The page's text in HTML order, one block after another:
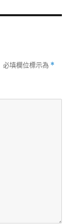
必填欄位標示為 *